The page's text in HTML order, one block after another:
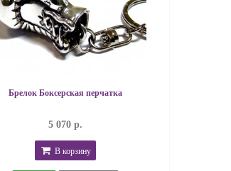
Брелок Боксерская перчатка
5 070 р.
В корзину